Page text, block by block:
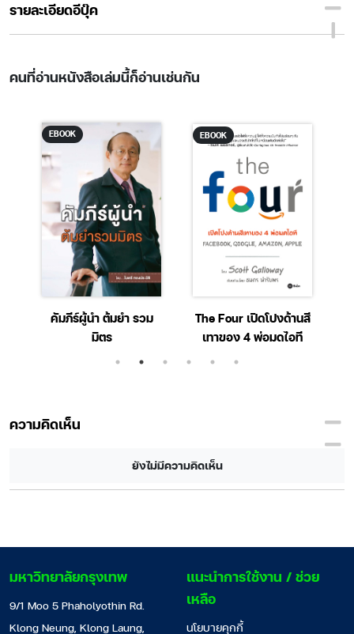
รายละเอียดอีบุ๊ค
คนที่อ่านหนังสือเล่มนี้ก็อ่านเช่นกัน
EBOOK
คัมภีร์ผู้นำ ต้มยำ รวม
มิตร
EBOOK
The Four เปิดโปงด้านสี
เทาของ 4 พ่อมดไอที
ความคิดเห็น
ยังไม่มีความคิดเห็น
มหาวิทยาลัยกรุงเทพ
9/1 Moo 5 Phaholyothin Rd.
Klong Neung, Klong Laung,
แนะนำการใช้งาน / ช่วย
เหลือ
นโยบายคุกกี้